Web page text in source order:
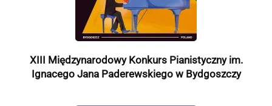
XIII Międzynarodowy Konkurs Pianistyczny im.
Ignacego Jana Paderewskiego w Bydgoszczy